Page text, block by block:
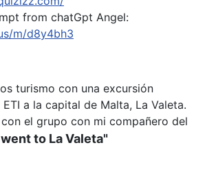
from chatGpt Angel:
m/d8y4bh3
turismo con una excursión
a la capital de Malta, La Valeta.
el grupo con mi compañero del
to La Valeta"